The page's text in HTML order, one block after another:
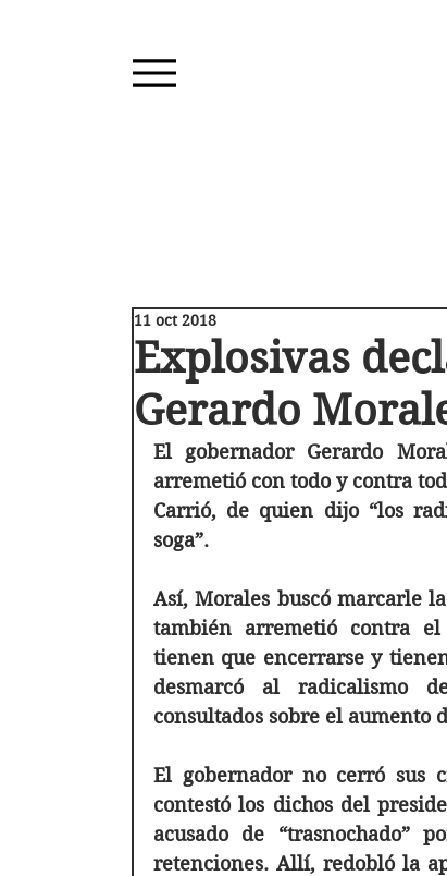
Explosivas
Gerardo
11 oct 2018
El gobernador Gerardo
arremetió con todo y contra
Carrió, de quien dijo “los
soga”.
Así, Morales buscó marcarle
también arremetió contra el
tienen que encerrarse y
desmarcó al radicalismo
consultados sobre el aumento
El gobernador no cerró sus
contestó los dichos del
acusado de “trasnochado”
retenciones. Allí, redobló la